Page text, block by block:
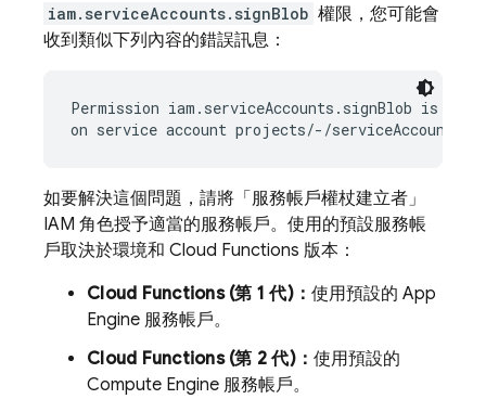
iam.serviceAccounts.signBlob 權限，您可能會
收到類似下列內容的錯誤訊息：
Permission iam.serviceAccounts.signBlob is
如要解決這個問題，請將「服務帳戶權杖建立者」
IAM 角色授予適當的服務帳戶。使用的預設服務帳
戶取決於環境和 Cloud Functions 版本：
Cloud Functions (第 1 代)： 使用預設的 App
Engine 服務帳戶。
Cloud Functions (第 2 代)： 使用預設的
Compute Engine 服務帳戶。